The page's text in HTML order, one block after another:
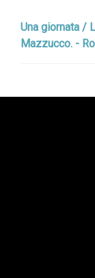
Una giornata /
Mazzucco. -